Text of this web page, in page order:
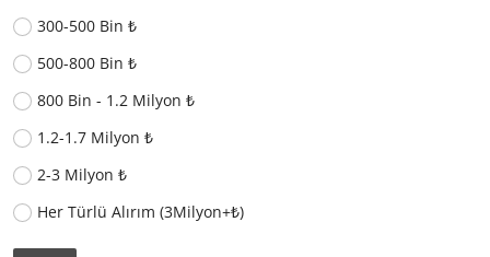
300-500 Bin ₺
500-800 Bin ₺
800 Bin - 1.2 Milyon ₺
1.2-1.7 Milyon ₺
2-3 Milyon ₺
Her Türlü Alırım (3Milyon+₺)